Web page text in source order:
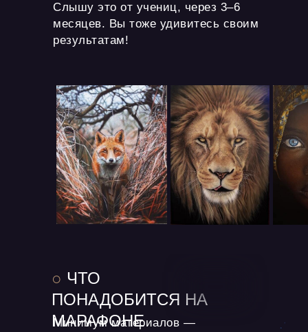
Слышу это от учениц, через 3–6
месяцев. Вы тоже удивитесь своим
результатам!
Минимум материалов —
○ ЧТО
ПОНАДОБИТСЯ НА
МАРАФОНЕ